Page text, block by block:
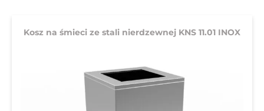
Kosz na śmieci ze stali nierdzewnej KNS 11.01 INOX